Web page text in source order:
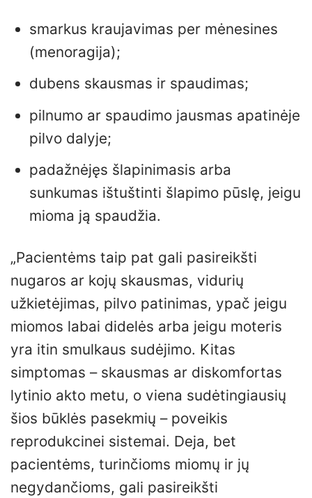
smarkus kraujavimas per mėnesines
(menoragija);
dubens skausmas ir spaudimas;
pilnumo ar spaudimo jausmas apatinėje
pilvo dalyje;
padažnėjęs šlapinimasis arba
sunkumas ištuštinti šlapimo pūslę, jeigu
mioma ją spaudžia.
„Pacientėms taip pat gali pasireikšti
nugaros ar kojų skausmas, vidurių
užkietėjimas, pilvo patinimas, ypač jeigu
miomos labai didelės arba jeigu moteris
yra itin smulkaus sudėjimo. Kitas
simptomas – skausmas ar diskomfortas
lytinio akto metu, o viena sudėtingiausių
šios būklės pasekmių – poveikis
reprodukcinei sistemai. Deja, bet
pacientėms, turinčioms miomų ir jų
negydančioms, gali pasireikšti